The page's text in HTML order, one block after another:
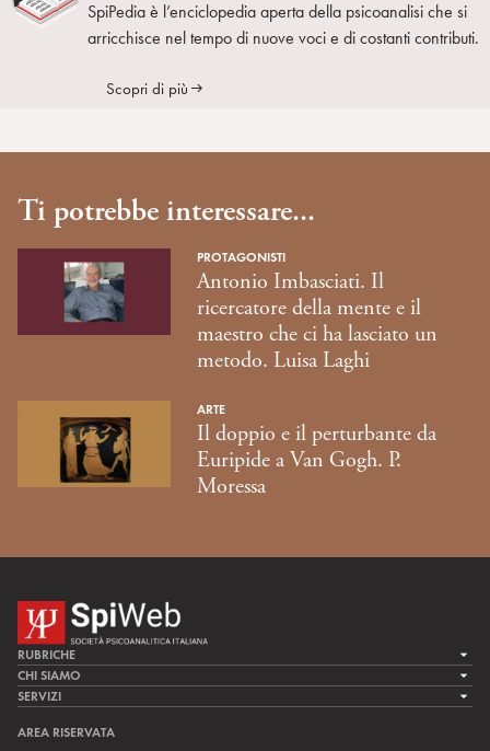
SpiPedia è l’enciclopedia aperta della psicoanalisi che si
arricchisce nel tempo di nuove voci e di costanti contributi.
Scopri di più
Ti potrebbe interessare...
PROTAGONISTI
Antonio Imbasciati. Il
ricercatore della mente e il
maestro che ci ha lasciato un
metodo. Luisa Laghi
ARTE
Il doppio e il perturbante da
Euripide a Van Gogh. P.
Moressa
RUBRICHE
LA CURA
LA RICERCA
CHI SIAMO
LA SPI
TEAM DI SPIWEB
SERVIZI
AREA RISERVATA